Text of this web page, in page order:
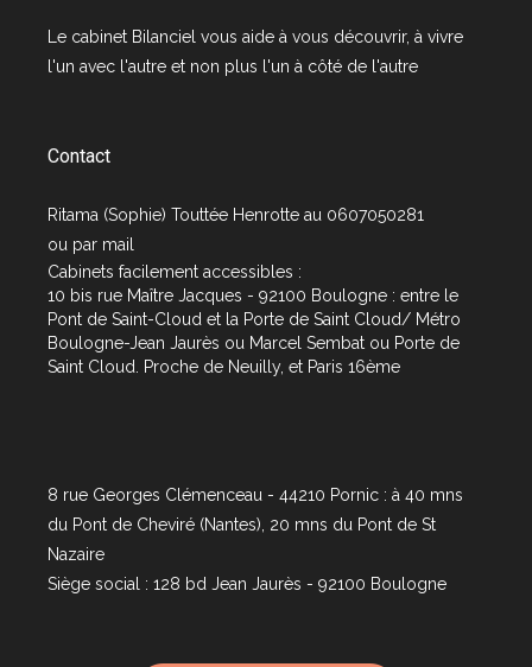
Le cabinet Bilanciel vous aide à vous découvrir, à vivre
l'un avec l'autre et non plus l'un à côté de l'autre
Contact
Ritama (Sophie) Touttée Henrotte au 0607050281
ou par mail
Cabinets facilement accessibles :
10 bis rue Maître Jacques - 92100 Boulogne : entre le
Pont de Saint-Cloud et la Porte de Saint Cloud/ Métro
Boulogne-Jean Jaurès ou Marcel Sembat ou Porte de
Saint Cloud. Proche de Neuilly, et Paris 16ème
8 rue Georges Clémenceau - 44210 Pornic : à 40 mns
du Pont de Cheviré (Nantes), 20 mns du Pont de St
Nazaire
Siège social : 128 bd Jean Jaurès - 92100 Boulogne